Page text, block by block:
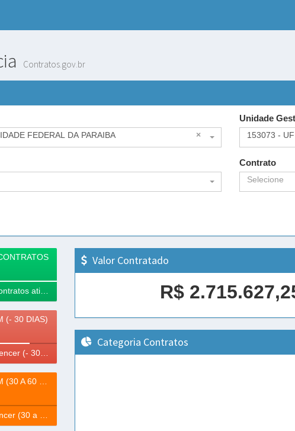
Contratos.gov.br
×
FEDERAL DA PARAIBA
Unidade
153073 -
Contrato
Selecione
(- 30 DIAS)
Valor Contratado
R$
Categoria Contratos